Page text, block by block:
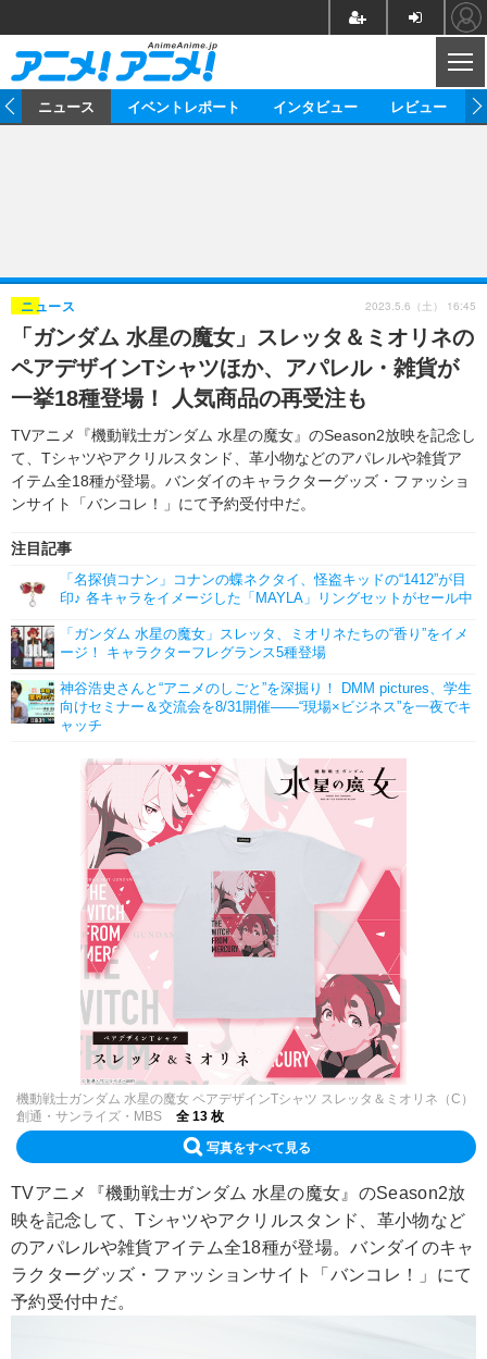
ゲーム グッズ
イベント 海外
海外イベント ビジネス
俳優・タレント アーティスト
ビジネス
アニメ 実写
書評 イベント
ゲーム 座談会
動画
アニメ 映画/ドラマ
アニメ！アニメ！TV ABEMA Cafe
連載・コラム
ニュース イベントレポート インタビュー レビュー
「ガンダム 水星の魔女」スレッタ＆ミオリネの
ペアデザインTシャツほか、アパレル・雑貨が
一挙18種登場！ 人気商品の再受注も
TVアニメ『機動戦士ガンダム 水星の魔女』のSeason2放映を記念し
て、Tシャツやアクリルスタンド、革小物などのアパレルや雑貨ア
イテム全18種が登場。バンダイのキャラクターグッズ・ファッショ
ンサイト「バンコレ！」にて予約受付中だ。
ニュース
注目記事
「名探偵コナン」コナンの蝶ネクタイ、怪盗キッドの“1412”が目
印♪ 各キャラをイメージした「MAYLA」リングセットがセール中
「ガンダム 水星の魔女」スレッタ、ミオリネたちの“香り”をイメ
ージ！ キャラクターフレグランス5種登場
神谷浩史さんと“アニメのしごと”を深掘り！ DMM pictures、学生
向けセミナー＆交流会を8/31開催――“現場×ビジネス”を一夜でキ
ャッチ
2023.5.6（土） 16:45
機動戦士ガンダム 水星の魔女 ペアデザインTシャツ スレッタ＆ミオリネ（C）
創通・サンライズ・MBS
全 13 枚
写真をすべて見る
TVアニメ『機動戦士ガンダム 水星の魔女』のSeason2放
映を記念して、Tシャツやアクリルスタンド、革小物など
のアパレルや雑貨アイテム全18種が登場。バンダイのキャ
ラクターグッズ・ファッションサイト「バンコレ！」にて
予約受付中だ。